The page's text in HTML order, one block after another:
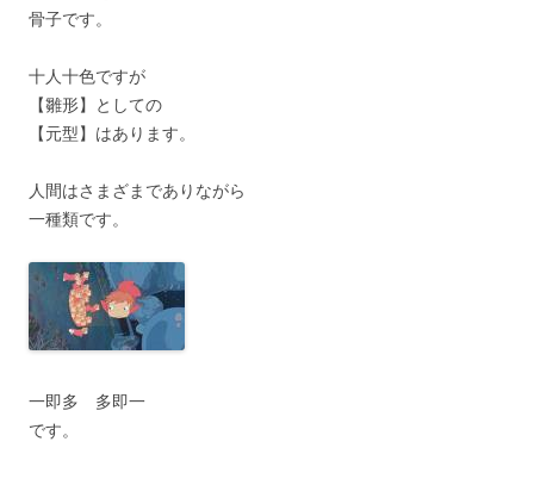
骨子です。
十人十色ですが
【雛形】としての
【元型】はあります。
人間はさまざまでありながら
一種類です。
一即多 多即一
です。